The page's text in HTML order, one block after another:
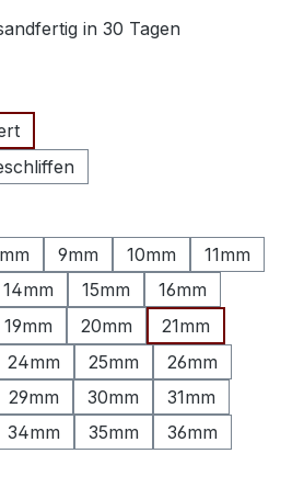
in 30 Tagen
9mm 10mm
11mm
14mm 15mm
16mm
19mm 20mm
21mm
24mm 25mm
26mm
29mm 30mm
31mm
34mm 35mm
36mm